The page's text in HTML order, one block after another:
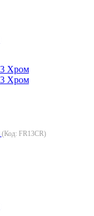
(Код: FR13CR)